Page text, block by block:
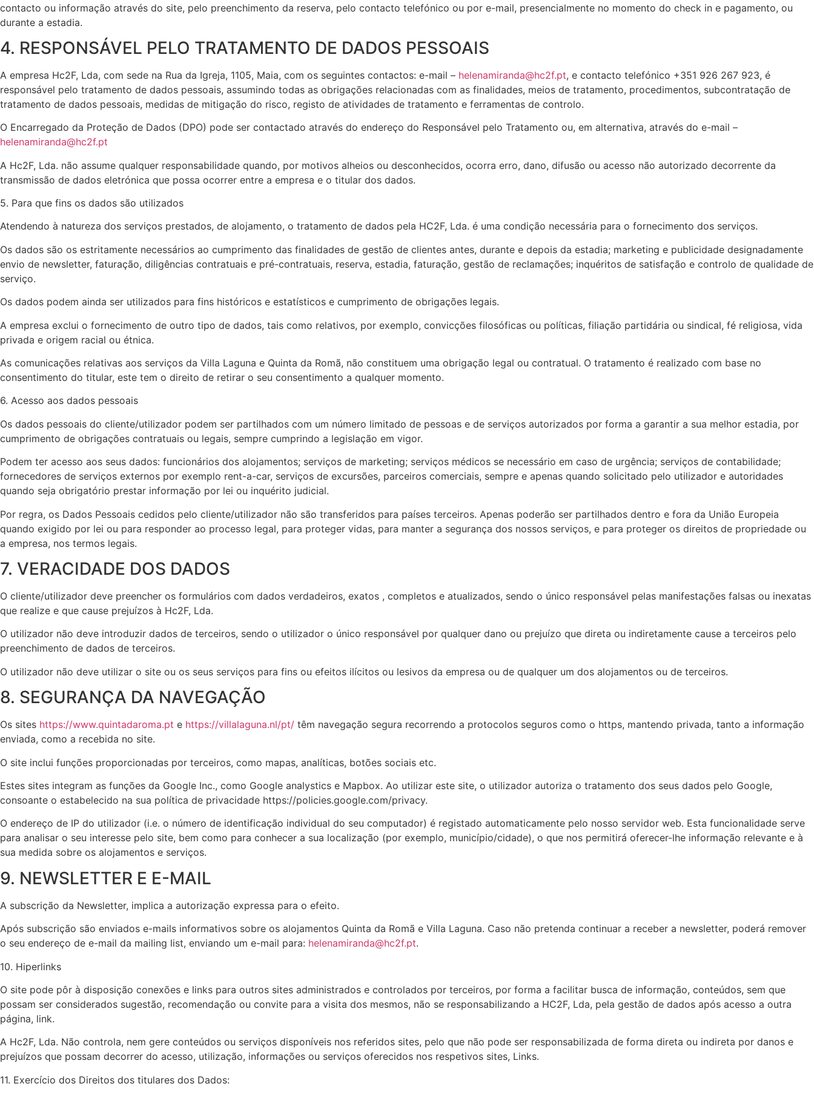
contacto ou informação através do site, pelo preenchimento da reserva, pelo contacto telefónico ou por e-mail, presencialmente no momento do check in e pagamento, ou
durante a estadia.
4. RESPONSÁVEL PELO TRATAMENTO DE DADOS PESSOAIS
A empresa Hc2F, Lda, com sede na Rua da Igreja, 1105, Maia, com os seguintes contactos: e-mail – helenamiranda@hc2f.pt, e contacto telefónico +351 926 267 923, é
responsável pelo tratamento de dados pessoais, assumindo todas as obrigações relacionadas com as finalidades, meios de tratamento, procedimentos, subcontratação de
tratamento de dados pessoais, medidas de mitigação do risco, registo de atividades de tratamento e ferramentas de controlo.
O Encarregado da Proteção de Dados (DPO) pode ser contactado através do endereço do Responsável pelo Tratamento ou, em alternativa, através do e-mail –
helenamiranda@hc2f.pt
A Hc2F, Lda. não assume qualquer responsabilidade quando, por motivos alheios ou desconhecidos, ocorra erro, dano, difusão ou acesso não autorizado decorrente da
transmissão de dados eletrónica que possa ocorrer entre a empresa e o titular dos dados.
5. Para que fins os dados são utilizados
Atendendo à natureza dos serviços prestados, de alojamento, o tratamento de dados pela HC2F, Lda. é uma condição necessária para o fornecimento dos serviços.
Os dados são os estritamente necessários ao cumprimento das finalidades de gestão de clientes antes, durante e depois da estadia; marketing e publicidade designadamente
envio de newsletter, faturação, diligências contratuais e pré-contratuais, reserva, estadia, faturação, gestão de reclamações; inquéritos de satisfação e controlo de qualidade de
serviço.
Os dados podem ainda ser utilizados para fins históricos e estatísticos e cumprimento de obrigações legais.
A empresa exclui o fornecimento de outro tipo de dados, tais como relativos, por exemplo, convicções filosóficas ou políticas, filiação partidária ou sindical, fé religiosa, vida
privada e origem racial ou étnica.
As comunicações relativas aos serviços da Villa Laguna e Quinta da Romã, não constituem uma obrigação legal ou contratual. O tratamento é realizado com base no
consentimento do titular, este tem o direito de retirar o seu consentimento a qualquer momento.
6. Acesso aos dados pessoais
Os dados pessoais do cliente/utilizador podem ser partilhados com um número limitado de pessoas e de serviços autorizados por forma a garantir a sua melhor estadia, por
cumprimento de obrigações contratuais ou legais, sempre cumprindo a legislação em vigor.
Podem ter acesso aos seus dados: funcionários dos alojamentos; serviços de marketing; serviços médicos se necessário em caso de urgência; serviços de contabilidade;
fornecedores de serviços externos por exemplo rent-a-car, serviços de excursões, parceiros comerciais, sempre e apenas quando solicitado pelo utilizador e autoridades
quando seja obrigatório prestar informação por lei ou inquérito judicial.
Por regra, os Dados Pessoais cedidos pelo cliente/utilizador não são transferidos para países terceiros. Apenas poderão ser partilhados dentro e fora da União Europeia
quando exigido por lei ou para responder ao processo legal, para proteger vidas, para manter a segurança dos nossos serviços, e para proteger os direitos de propriedade ou
a empresa, nos termos legais.
7. VERACIDADE DOS DADOS
O cliente/utilizador deve preencher os formulários com dados verdadeiros, exatos , completos e atualizados, sendo o único responsável pelas manifestações falsas ou inexatas
que realize e que cause prejuízos à Hc2F, Lda.
O utilizador não deve introduzir dados de terceiros, sendo o utilizador o único responsável por qualquer dano ou prejuízo que direta ou indiretamente cause a terceiros pelo
preenchimento de dados de terceiros.
O utilizador não deve utilizar o site ou os seus serviços para fins ou efeitos ilícitos ou lesivos da empresa ou de qualquer um dos alojamentos ou de terceiros.
8. SEGURANÇA DA NAVEGAÇÃO
Os sites https://www.quintadaroma.pt e https://villalaguna.nl/pt/ têm navegação segura recorrendo a protocolos seguros como o https, mantendo privada, tanto a informação
enviada, como a recebida no site.
O site inclui funções proporcionadas por terceiros, como mapas, analíticas, botões sociais etc.
Estes sites integram as funções da Google Inc., como Google analystics e Mapbox. Ao utilizar este site, o utilizador autoriza o tratamento dos seus dados pelo Google,
consoante o estabelecido na sua política de privacidade https://policies.google.com/privacy.
O endereço de IP do utilizador (i.e. o número de identificação individual do seu computador) é registado automaticamente pelo nosso servidor web. Esta funcionalidade serve
para analisar o seu interesse pelo site, bem como para conhecer a sua localização (por exemplo, município/cidade), o que nos permitirá oferecer-lhe informação relevante e à
sua medida sobre os alojamentos e serviços.
9. NEWSLETTER E E-MAIL
A subscrição da Newsletter, implica a autorização expressa para o efeito.
Após subscrição são enviados e-mails informativos sobre os alojamentos Quinta da Romã e Villa Laguna. Caso não pretenda continuar a receber a newsletter, poderá remover
o seu endereço de e-mail da mailing list, enviando um e-mail para: helenamiranda@hc2f.pt.
10. Hiperlinks
O site pode pôr à disposição conexões e links para outros sites administrados e controlados por terceiros, por forma a facilitar busca de informação, conteúdos, sem que
possam ser considerados sugestão, recomendação ou convite para a visita dos mesmos, não se responsabilizando a HC2F, Lda, pela gestão de dados após acesso a outra
página, link.
A Hc2F, Lda. Não controla, nem gere conteúdos ou serviços disponíveis nos referidos sites, pelo que não pode ser responsabilizada de forma direta ou indireta por danos e
prejuízos que possam decorrer do acesso, utilização, informações ou serviços oferecidos nos respetivos sites, Links.
11. Exercício dos Direitos dos titulares dos Dados: